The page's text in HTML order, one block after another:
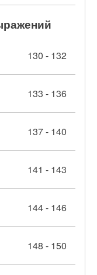
130 - 132
133 - 136
137 - 140
141 - 143
144 - 146
148 - 150